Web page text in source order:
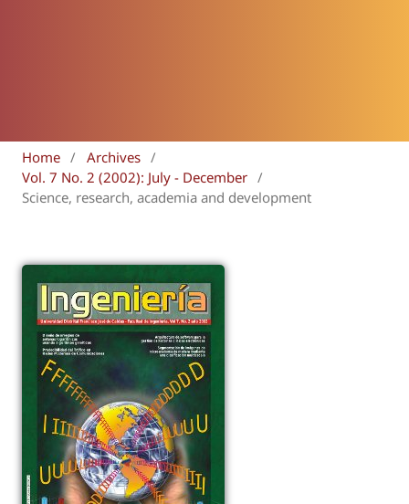
Home / Archives /
Vol. 7 No. 2 (2002): July - December /
Science, research, academia and development